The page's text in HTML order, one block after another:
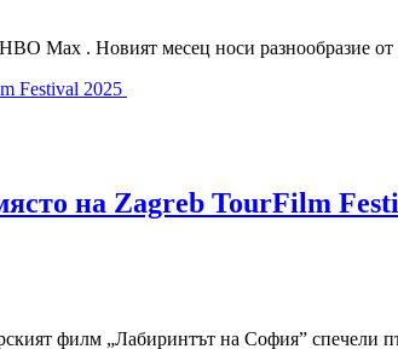
Max . Новият месец носи разнообразие
на Zagreb TourFilm
филм „Лабиринтът на София” спечели